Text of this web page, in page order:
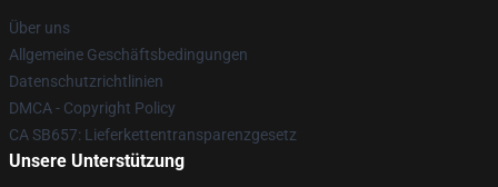
Über uns
Allgemeine Geschäftsbedingungen
Datenschutzrichtlinien
DMCA - Copyright Policy
CA SB657: Lieferkettentransparenzgesetz
Unsere Unterstützung